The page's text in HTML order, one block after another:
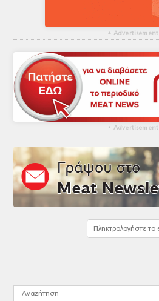
▴ Advertisement
▴ Advertisement